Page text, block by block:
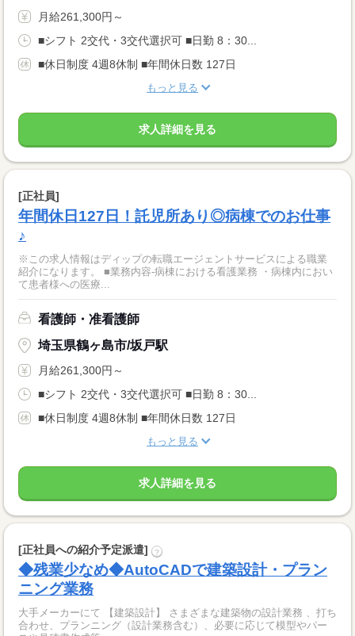
月給261,300円～
■シフト 2交代・3交代選択可 ■日勤 8：30...
■休日制度 4週8休制 ■年間休日数 127日
もっと見る
求人詳細を見る
[正社員]
年間休日127日！託児所あり◎病棟でのお仕事
♪
※この求人情報はディップの転職エージェントサービスによる職業
紹介になります。 ■業務内容‐病棟における看護業務 ・病棟内におい
て患者様への医療...
看護師・准看護師
埼玉県鶴ヶ島市/坂戸駅
月給261,300円～
■シフト 2交代・3交代選択可 ■日勤 8：30...
■休日制度 4週8休制 ■年間休日数 127日
もっと見る
求人詳細を見る
[正社員への紹介予定派遣] ?
◆残業少なめ◆AutoCADで建築設計・プラン
ニング業務
大手メーカーにて 【建築設計】 さまざまな建築物の設計業務 、打ち
合わせ、プランニング（設計業務含む）、必要に応じて模型やパー